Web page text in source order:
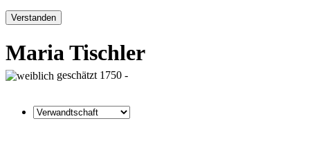
Verstanden
Maria Tischler
geschätzt 1750 -